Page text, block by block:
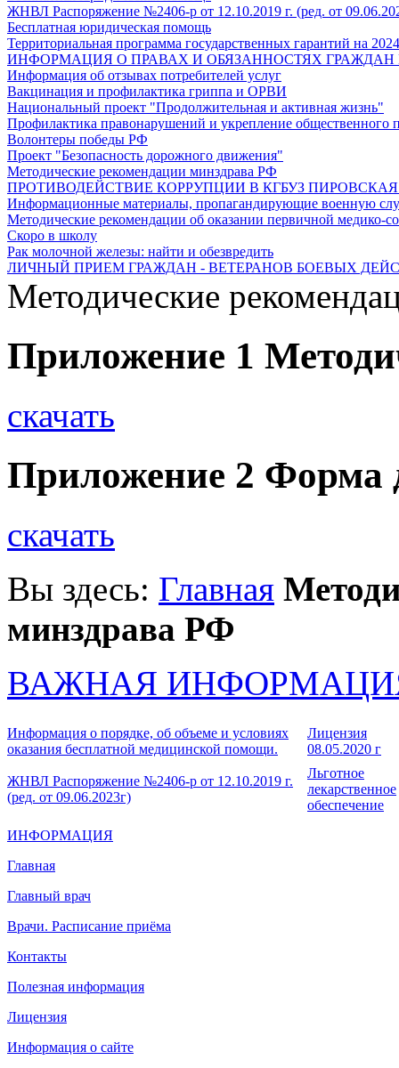
ЖНВЛ Распоряжение №2406-р от 12.10.2019 г. (ред. от
Бесплатная юридическая помощь
Территориальная программа государственных гарантий на
ИНФОРМАЦИЯ О ПРАВАХ И ОБЯЗАННОСТЯХ ГРАЖДАН
Информация об отзывах потребителей услуг
Вакцинация и профилактика гриппа и ОРВИ
Национальный проект "Продолжительная и активная жизнь"
Профилактика правонарушений и укрепление общественного
Волонтеры победы РФ
Проект "Безопасность дорожного движения"
Методические рекомендации минздрава РФ
ПРОТИВОДЕЙСТВИЕ КОРРУПЦИИ В КГБУЗ ПИРОВСКАЯ
Информационные материалы, пропагандирующие военную
Методические рекомендации об оказании первичной медико-
Скоро в школу
Рак молочной железы: найти и обезвредить
ЛИЧНЫЙ ПРИЕМ ГРАЖДАН - ВЕТЕРАНОВ БОЕВЫХ
Методические
Приложение 1
скачать
Приложение 2 Форма
скачать
Вы здесь: Главная
минздрава РФ
ВАЖНАЯ
Информация о порядке, об объеме и условиях
оказания бесплатной медицинской помощи.
Лицензия
08.05.2020 г
ЖНВЛ Распоряжение №2406-р от 12.10.2019 г.
(ред. от 09.06.2023г)
Льготное
лекарственное
обеспечение
ИНФОРМАЦИЯ
Главная
Главный врач
Врачи. Расписание приёма
Контакты
Полезная информация
Лицензия
Информация о сайте